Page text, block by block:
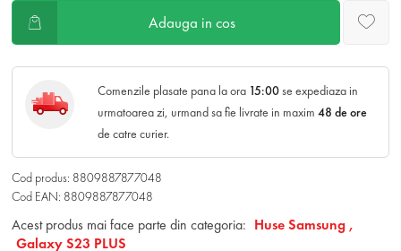
Adauga in cos
Comenzile plasate pana la ora 15:00se expediaza in
urmatoarea zi, urmand sa fie livrate in maxim 48 de ore
de catre curier.
Cod produs: 8809887877048
Cod EAN: 8809887877048
Acest produs mai face parte din categoria: Huse Samsung ,
Galaxy S23 PLUS